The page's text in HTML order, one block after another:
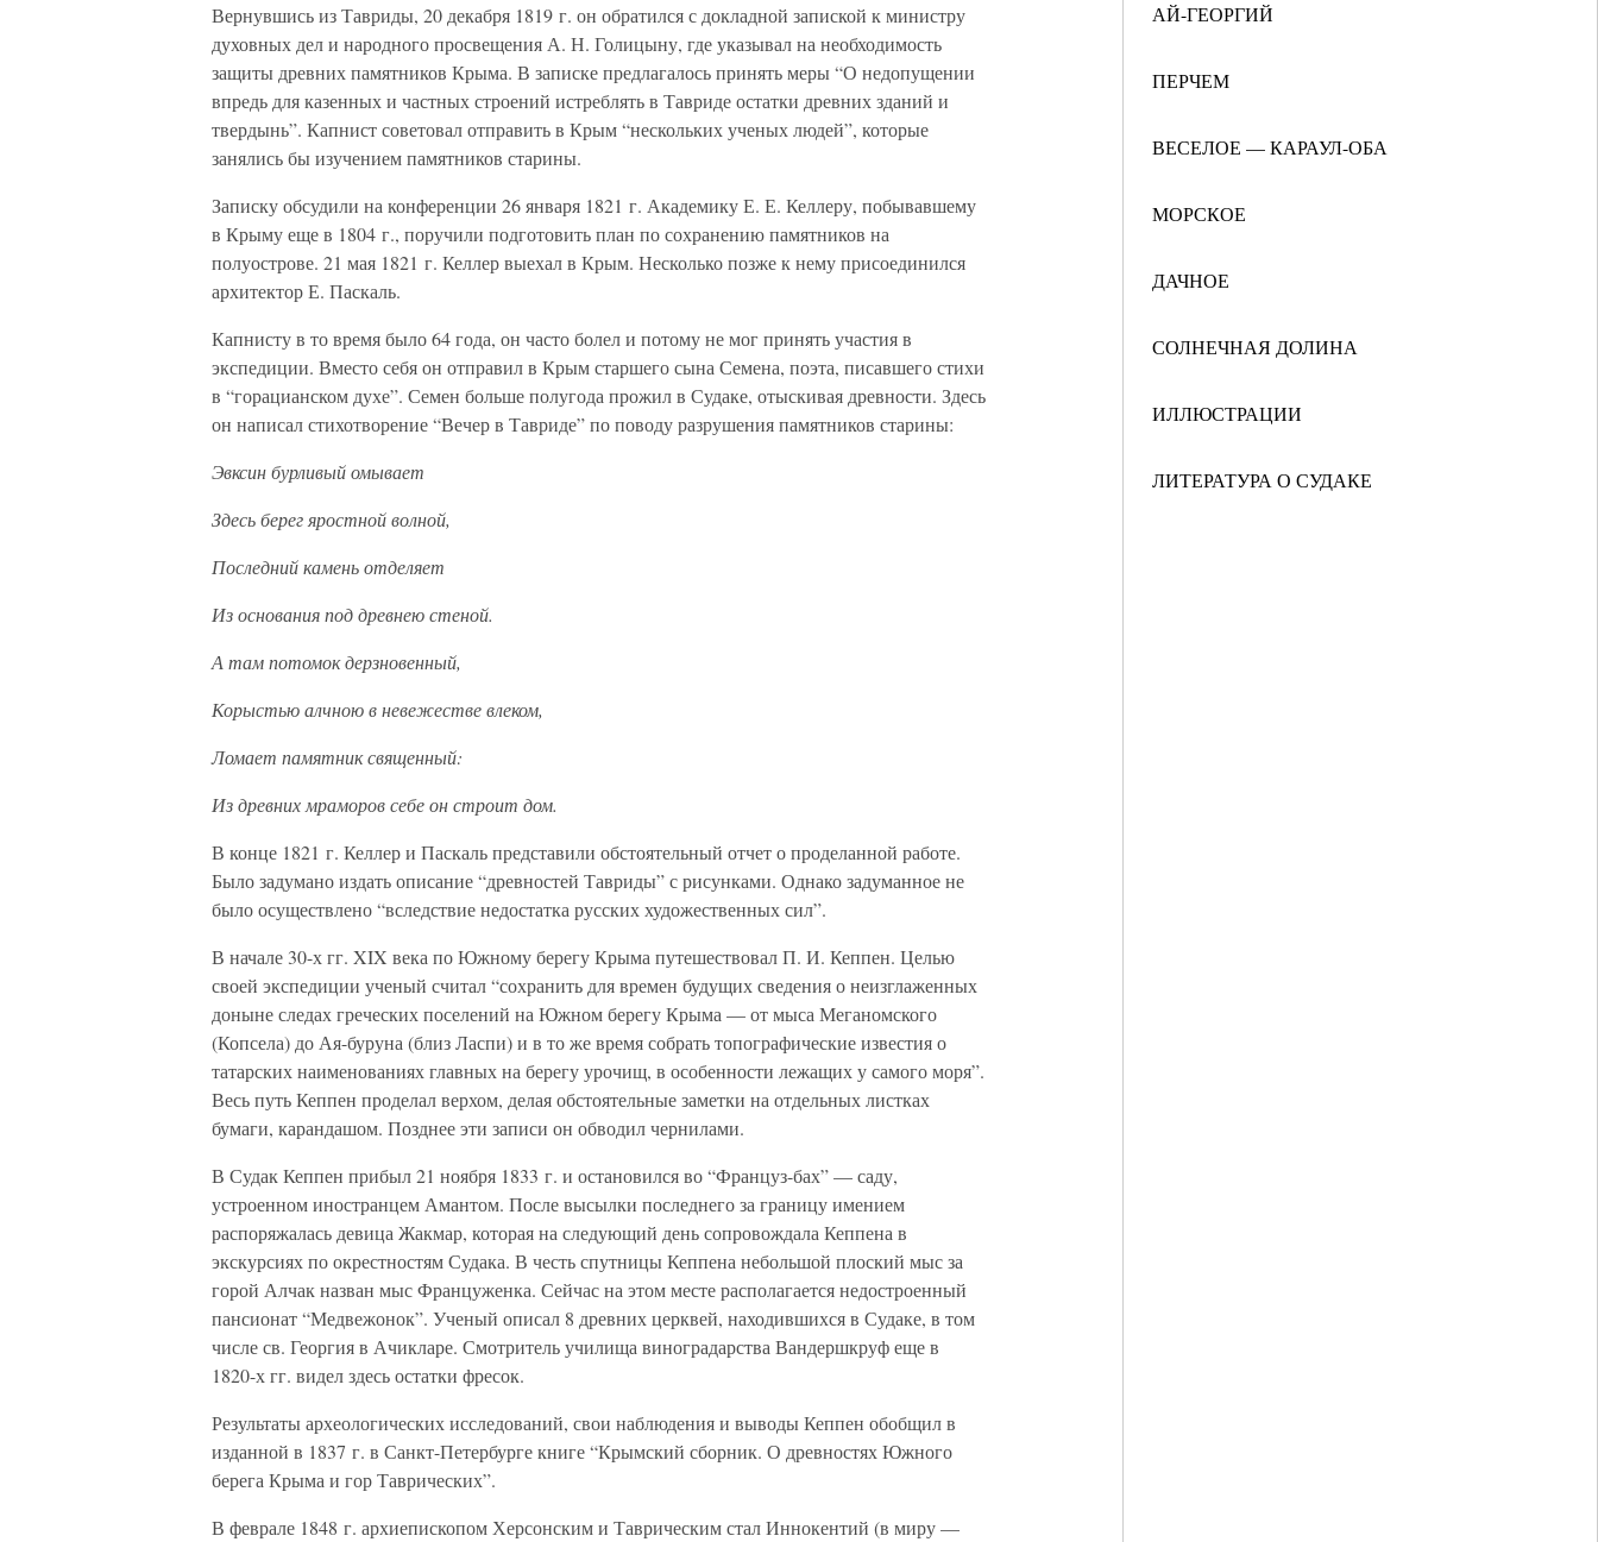
АЙ-ГЕОРГИЙ
ПЕРЧЕМ
ВЕСЕЛОЕ — КАРАУЛ-ОБА
МОРСКОЕ
ДАЧНОЕ
СОЛНЕЧНАЯ ДОЛИНА
ИЛЛЮСТРАЦИИ
ЛИТЕРАТУРА О СУДАКЕ
Вернувшись из Тавриды, 20 декабря 1819 г. он обратился с докладной запиской к министру
духовных дел и народного просвещения А. Н. Голицыну, где указывал на необходимость
защиты древних памятников Крыма. В записке предлагалось принять меры “О недопущении
впредь для казенных и частных строений истреблять в Тавриде остатки древних зданий и
твердынь”. Капнист советовал отправить в Крым “нескольких ученых людей”, которые
занялись бы изучением памятников старины.
Записку обсудили на конференции 26 января 1821 г. Академику Е. Е. Келлеру, побывавшему
в Крыму еще в 1804 г., поручили подготовить план по сохранению памятников на
полуострове. 21 мая 1821 г. Келлер выехал в Крым. Несколько позже к нему присоединился
архитектор Е. Паскаль.
Капнисту в то время было 64 года, он часто болел и потому не мог принять участия в
экспедиции. Вместо себя он отправил в Крым старшего сына Семена, поэта, писавшего стихи
в “горацианском духе”. Семен больше полугода прожил в Судаке, отыскивая древности. Здесь
он написал стихотворение “Вечер в Тавриде” по поводу разрушения памятников старины:
Эвксин бурливый омывает
Здесь берег яростной волной,
Последний камень отделяет
Из основания под древнею стеной.
А там потомок дерзновенный,
Корыстью алчною в невежестве влеком,
Ломает памятник священный:
Из древних мраморов себе он строит дом.
В конце 1821 г. Келлер и Паскаль представили обстоятельный отчет о проделанной работе.
Было задумано издать описание “древностей Тавриды” с рисунками. Однако задуманное не
было осуществлено “вследствие недостатка русских художественных сил”.
В начале 30-х гг. XIX века по Южному берегу Крыма путешествовал П. И. Кеппен. Целью
своей экспедиции ученый считал “сохранить для времен будущих сведения о неизглаженных
доныне следах греческих поселений на Южном берегу Крыма — от мыса Меганомского
(Копсела) до Ая-буруна (близ Ласпи) и в то же время собрать топографические известия о
татарских наименованиях главных на берегу урочищ, в особенности лежащих у самого моря”.
Весь путь Кеппен проделал верхом, делая обстоятельные заметки на отдельных листках
бумаги, карандашом. Позднее эти записи он обводил чернилами.
В Судак Кеппен прибыл 21 ноября 1833 г. и остановился во “Француз-бах” — саду,
устроенном иностранцем Амантом. После высылки последнего за границу имением
распоряжалась девица Жакмар, которая на следующий день сопровождала Кеппена в
экскурсиях по окрестностям Судака. В честь спутницы Кеппена небольшой плоский мыс за
горой Алчак назван мыс Француженка. Сейчас на этом месте располагается недостроенный
пансионат “Медвежонок”. Ученый описал 8 древних церквей, находившихся в Судаке, в том
числе св. Георгия в Ачикларе. Смотритель училища виноградарства Вандершкруф еще в
1820-х гг. видел здесь остатки фресок.
Результаты археологических исследований, свои наблюдения и выводы Кеппен обобщил в
изданной в 1837 г. в Санкт-Петербурге книге “Крымский сборник. О древностях Южного
берега Крыма и гор Таврических”.
В феврале 1848 г. архиепископом Херсонским и Таврическим стал Иннокентий (в миру —